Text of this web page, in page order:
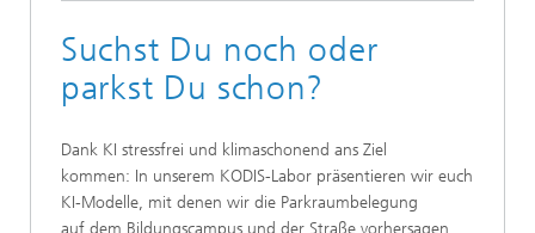
Suchst Du noch oder
parkst Du schon?
Dank KI stressfrei und klimaschonend ans Ziel
kommen: In unserem KODIS-Labor präsentieren wir euch
KI-Modelle, mit denen wir die Parkraumbelegung
auf dem Bildungscampus und der Straße vorhersagen